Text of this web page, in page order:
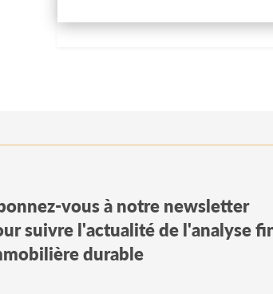
vous à notre newsletter
suivre l'actualité de l'analyse
durable